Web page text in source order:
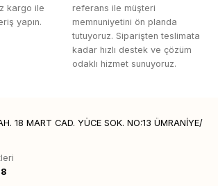
kargo ile
yapın.
referans ile müşteri
memnuniyetini ön planda
tutuyoruz. Siparişten teslimata
kadar hızlı destek ve çözüm
odaklı hizmet sunuyoruz.
18 MART CAD. YÜCE SOK. NO:13 ÜMRANİYE/